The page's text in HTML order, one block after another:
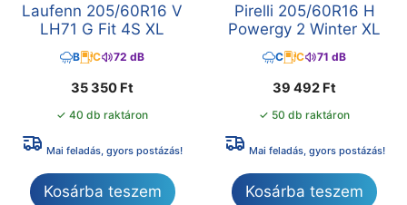
Laufenn 205/60R16 V
LH71 G Fit 4S XL
B C 72 dB
35 350 Ft
✓ 40 db raktáron
Mai feladás, gyors postázás!
Kosárba teszem
Pirelli 205/60R16 H
Powergy 2 Winter XL
C C 71 dB
39 492 Ft
✓ 50 db raktáron
Mai feladás, gyors postázás!
Kosárba teszem